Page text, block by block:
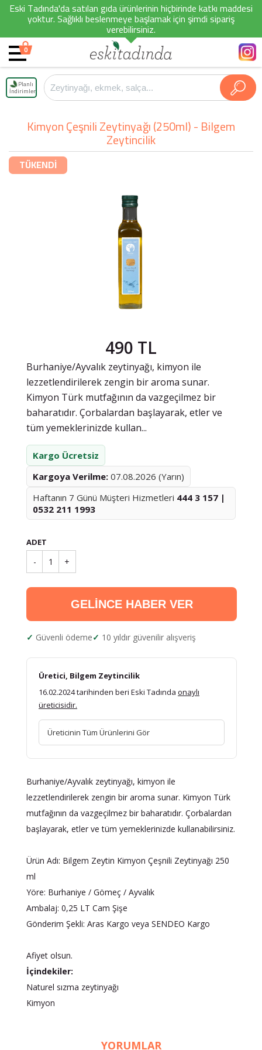
Eski Tadında'da satılan gıda ürünlerinin hiçbirinde katkı maddesi
yoktur. Sağlıklı beslenmeye başlamak için şimdi sipariş
verebilirsiniz.
0
Planlı
İndirimler
Kimyon Çeşnili Zeytinyağı (250ml) - Bilgem
Zeytincilik
TÜKENDİ
490 TL
Burhaniye/Ayvalık zeytinyağı, kimyon ile
lezzetlendirilerek zengin bir aroma sunar.
Kimyon Türk mutfağının da vazgeçilmez bir
baharatıdır. Çorbalardan başlayarak, etler ve
tüm yemeklerinizde kullan...
Kargo Ücretsiz
Kargoya Verilme: 07.08.2026 (Yarın)
Haftanın 7 Günü Müşteri Hizmetleri 444 3 157 |
0532 211 1993
ADET
- 1 +
GELİNCE HABER VER
Güvenli ödeme 10 yıldır güvenilir alışveriş
Üretici, Bilgem Zeytincilik
16.02.2024 tarihinden beri Eski Tadında onaylı
üreticisidir.
Üreticinin Tüm Ürünlerini Gör
Burhaniye/Ayvalık zeytinyağı, kimyon ile
lezzetlendirilerek zengin bir aroma sunar. Kimyon Türk
mutfağının da vazgeçilmez bir baharatıdır. Çorbalardan
başlayarak, etler ve tüm yemeklerinizde kullanabilirsiniz.
Ürün Adı: Bilgem Zeytin Kimyon Çeşnili Zeytinyağı 250
ml
Yöre: Burhaniye / Gömeç / Ayvalık
Ambalaj: 0,25 LT Cam Şişe
Gönderim Şekli: Aras Kargo veya SENDEO Kargo
Afiyet olsun.
İçindekiler:
Naturel sızma zeytinyağı
Kimyon
YORUMLAR